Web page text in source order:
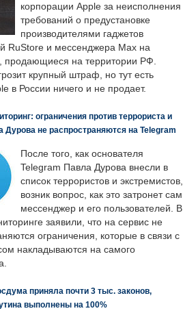
корпорации Apple за неисполнения
требований о предустановке
производителями гаджетов
RuStore и мессенджера Max на
продающиеся на территории РФ.
крупный штраф, но тут есть
в России ничего и не продает.
ограничения против террориста и
Дурова не распространяются на Telegram
После того, как основателя
Telegram Павла Дурова внесли в
список террористов и экстремистов,
возник вопрос, как это затронет сам
мессенджер и его пользователей. В
заявили, что на сервис не
ограничения, которые в связи с
накладываются на самого
приняла почти 3 тыс. законов,
выполнены на 100%